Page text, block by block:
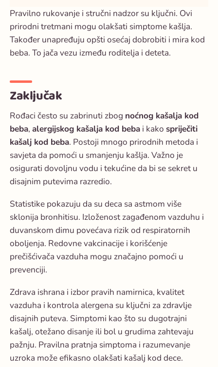
Pravilno rukovanje i stručni nadzor su ključni. Ovi
prirodni tretmani mogu olakšati simptome kašlja.
Također unapređuju opšti osećaj dobrobiti i mira kod
beba. To jača vezu između roditelja i deteta.
Zaključak
Rođaci često su zabrinuti zbog noćnog kašalja kod
beba, alergijskog kašalja kod beba i kako spriječiti
kašalj kod beba. Postoji mnogo prirodnih metoda i
savjeta da pomoći u smanjenju kašlja. Važno je
osigurati dovoljnu vodu i tekućine da bi se sekret u
disajnim putevima razredio.
Statistike pokazuju da su deca sa astmom više
sklonija bronhitisu. Izloženost zagađenom vazduhu i
duvanskom dimu povećava rizik od respiratornih
oboljenja. Redovne vakcinacije i korišćenje
prečišćivača vazduha mogu značajno pomoći u
prevenciji.
Zdrava ishrana i izbor pravih namirnica, kvalitet
vazduha i kontrola alergena su ključni za zdravlje
disajnih puteva. Simptomi kao što su dugotrajni
kašalj, otežano disanje ili bol u grudima zahtevaju
pažnju. Pravilna pratnja simptoma i razumevanje
uzroka može efikasno olakšati kašalj kod dece.